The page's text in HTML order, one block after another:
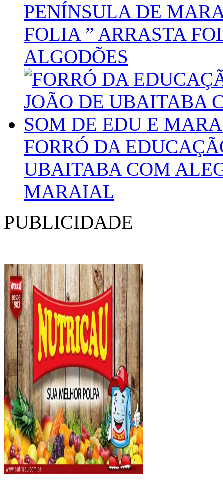
PENÍNSULA DE
FOLIA ” ARRASTA
ALGODÕES
FORRÓ DA
UBAITABA COM
MARAIAL
PUBLICIDADE